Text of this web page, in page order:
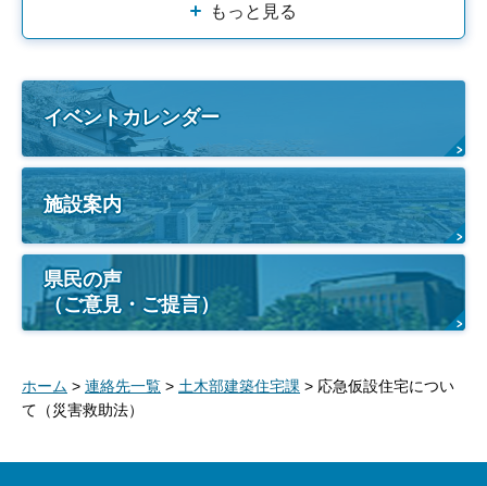
もっと見る
イベントカレンダー
施設案内
県民の声
（ご意見・ご提言）
ホーム > 連絡先一覧 > 土木部建築住宅課 > 応急仮設住宅につい
て（災害救助法）